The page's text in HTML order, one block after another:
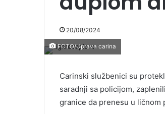
20/08/2024
FOTO/Uprava carina
Carinski službenici su
saradnji sa policijom,
granice da prenesu u ličnom